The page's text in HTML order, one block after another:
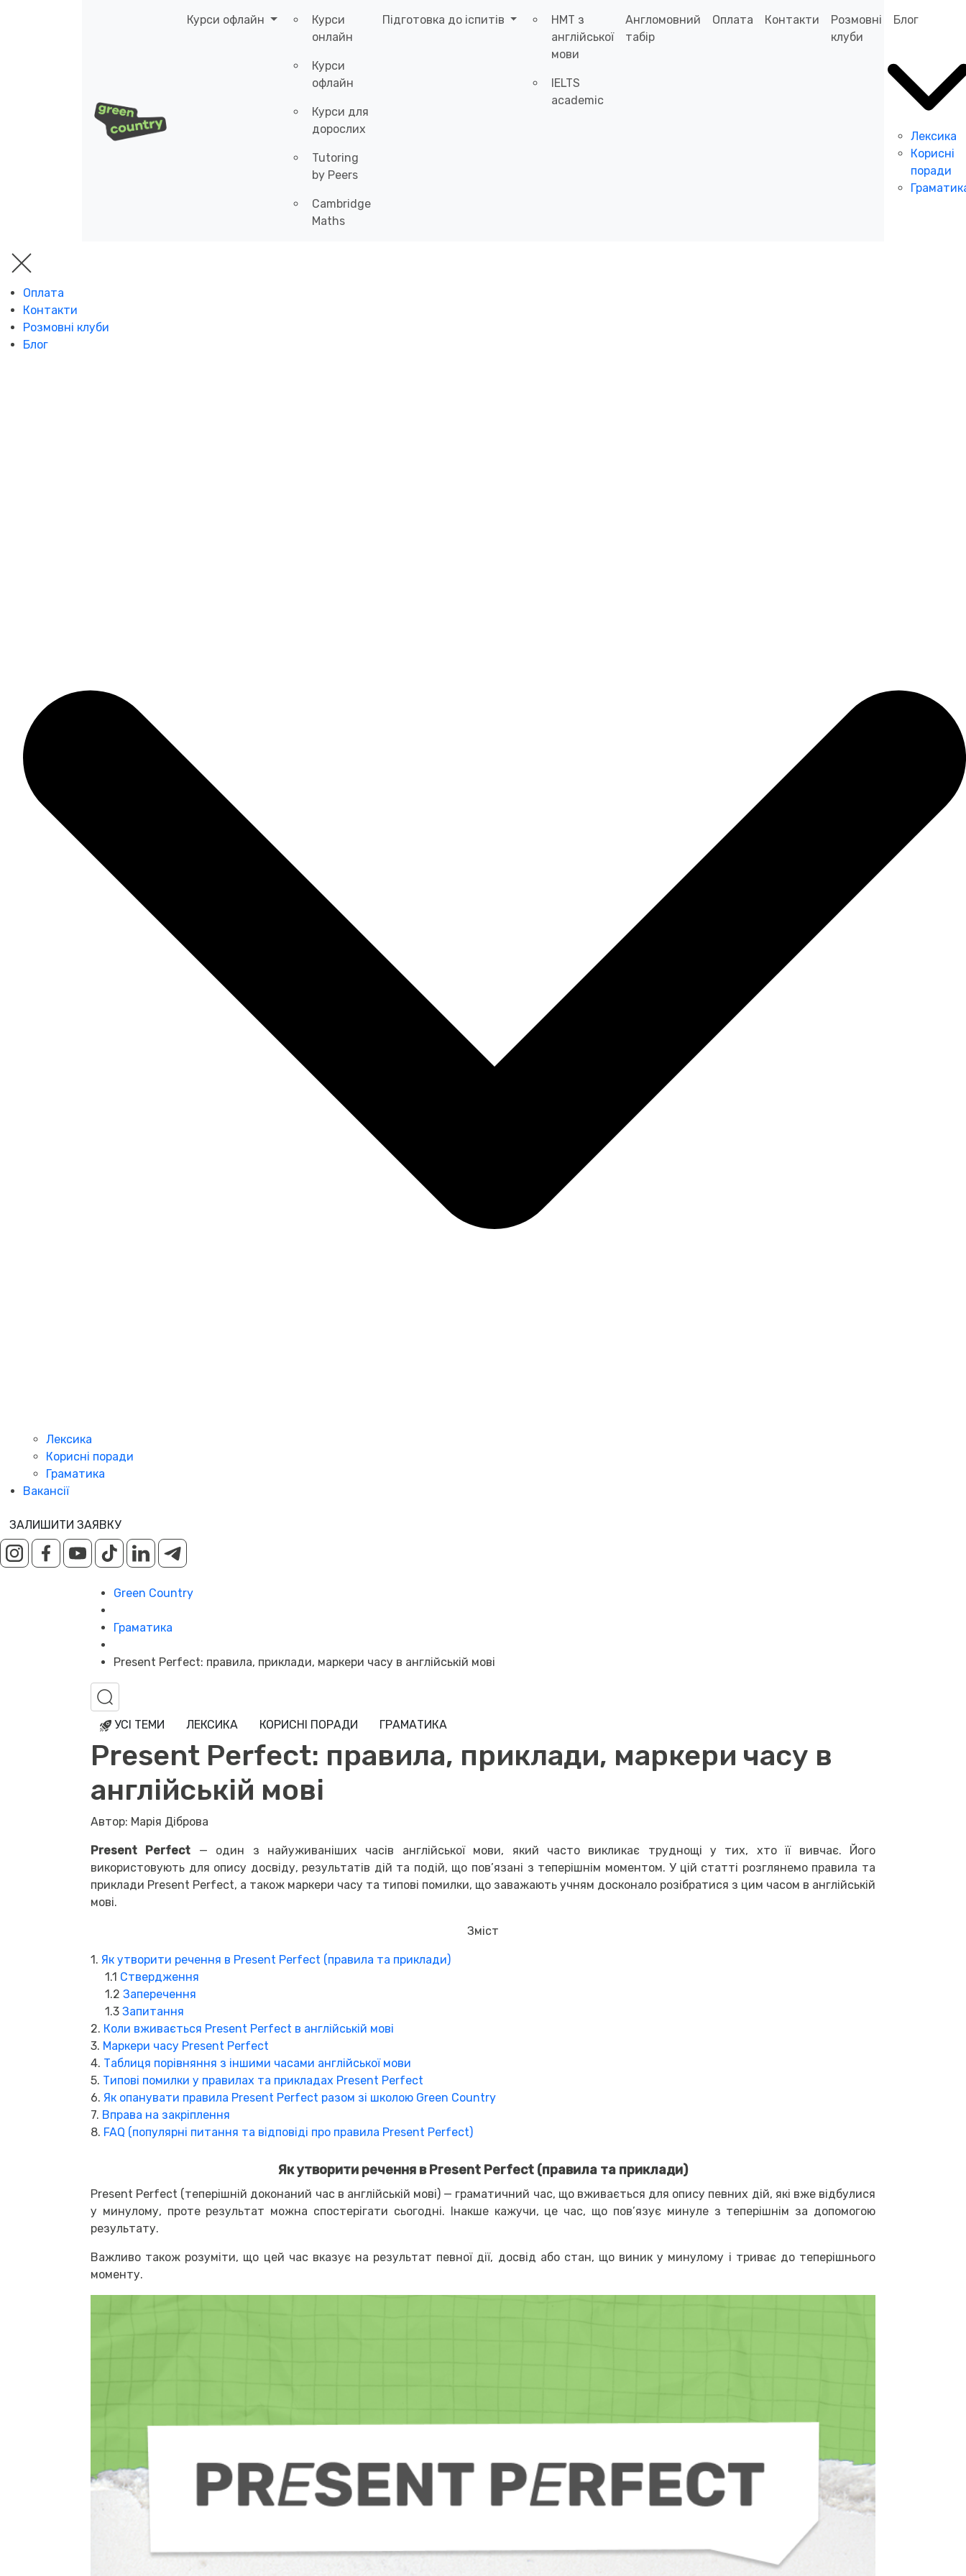
Курси офлайн
Курси
онлайн
Курси
офлайн
Курси для
дорослих
Tutoring
by Peers
Cambridge
Maths
Підготовка до іспитів
НМТ з
англійської
мови
IELTS
academic
Англомовний
табір
Оплата Контакти
Розмовні
клуби
Блог
Лексика
Корисні
поради
Оплата
Контакти
Розмовні клуби
Блог
Лексика
Корисні поради
Граматика
Вакансії
ЗАЛИШИТИ ЗАЯВКУ
Green Country
Граматика
Present Perfect: правила, приклади, маркери часу в англійській мові
УСІ ТЕМИ ЛЕКСИКА КОРИСНІ ПОРАДИ ГРАМАТИКА
Present Perfect: правила, приклади, маркери часу в
англійській мові
Автор: Марія Діброва
Present Perfect — один з найуживаніших часів англійської мови, який часто викликає труднощі у тих, хто її вивчає. Його
використовують для опису досвіду, результатів дій та подій, що пов’язані з теперішнім моментом. У цій статті розглянемо правила та
приклади Present Perfect, а також маркери часу та типові помилки, що заважають учням досконало розібратися з цим часом в англійській
мові.
Зміст
1. Як утворити речення в Present Perfect (правила та приклади)
1.1 Ствердження
1.2 Заперечення
1.3 Запитання
2. Коли вживається Present Perfect в англійській мові
3. Маркери часу Present Perfect
4. Таблиця порівняння з іншими часами англійської мови
5. Типові помилки у правилах та прикладах Present Perfect
6. Як опанувати правила Present Perfect разом зі школою Green Country
7. Вправа на закріплення
8. FAQ (популярні питання та відповіді про правила Present Perfect)
Як утворити речення в Present Perfect (правила та приклади)
Present Perfect (теперішній доконаний час в англійській мові) — граматичний час, що вживається для опису певних дій, які вже відбулися
у минулому, проте результат можна спостерігати сьогодні. Інакше кажучи, це час, що пов’язує минуле з теперішнім за допомогою
результату.
Важливо також розуміти, що цей час вказує на результат певної дії, досвід або стан, що виник у минулому і триває до теперішнього
моменту.